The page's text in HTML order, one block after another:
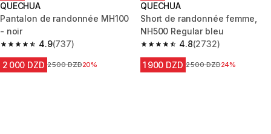
QUECHUA
Pantalon de randonnée MH100
- noir
4.9
4.9 out of 5 stars from 737 reviews
(737)
2 000 DZD Prix avant la réduction
2 500 DZD20%
QUECHUA
Short de randonnée femme,
NH500 Regular bleu
4.8
4.8 out of 5 stars from 2732
(2732)
1 900 DZD Prix avant la réduction
2 500 DZD24%